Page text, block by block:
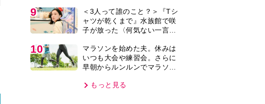
タバレあり＞
9
＜3人って誰のこと？＞『Tシ
ャツが乾くまで』水族館で咲
子が放った〈何気ない一言〉
線？」「子どもの話だと…」
10
マラソンを始めた夫。休みは
いつも大会や練習会。さらに
早朝からルンルンでマラソン
うになり…
もっと見る